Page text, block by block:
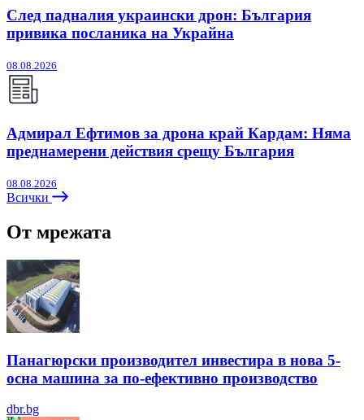
След падналия украински дрон: България
привика посланика на Украйна
08.08.2026
Адмирал Ефтимов за дрона край Кардам: Няма
преднамерени действия срещу България
08.08.2026
Всички
От мрежата
Панагюрски производител инвестира в нова 5-
осна машина за по-ефективно производство
dbr.bg